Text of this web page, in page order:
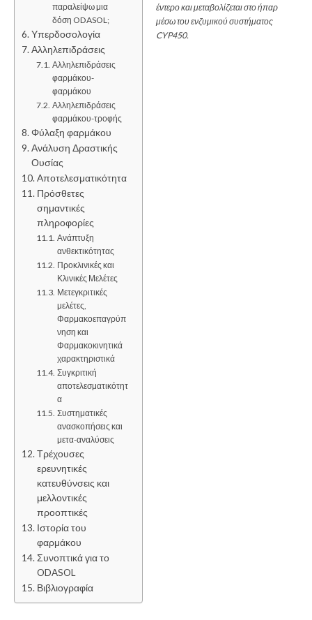
έντερο και μεταβολίζεται στο ήπαρ
μέσω του ενζυμικού συστήματος
CYP450.
παραλείψω μια
δόση ODASOL;
Υπερδοσολογία
Αλληλεπιδράσεις
Αλληλεπιδράσεις
φαρμάκου-
φαρμάκου
Αλληλεπιδράσεις
φαρμάκου-τροφής
Φύλαξη φαρμάκου
Ανάλυση Δραστικής
Ουσίας
Αποτελεσματικότητα
Πρόσθετες
σημαντικές
πληροφορίες
Ανάπτυξη
ανθεκτικότητας
Προκλινικές και
Κλινικές Μελέτες
Μετεγκριτικές
μελέτες,
Φαρμακοεπαγρύπ
νηση και
Φαρμακοκινητικά
χαρακτηριστικά
Συγκριτική
αποτελεσματικότητ
α
Συστηματικές
ανασκοπήσεις και
μετα-αναλύσεις
Τρέχουσες
ερευνητικές
κατευθύνσεις και
μελλοντικές
προοπτικές
Ιστορία του
φαρμάκου
Συνοπτικά για το
ODASOL
Βιβλιογραφία